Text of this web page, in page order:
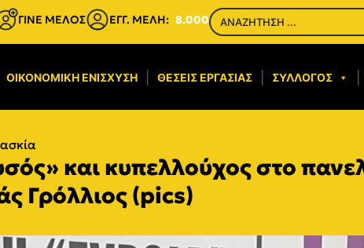
ΓΙΝΕ ΜΕΛΟΣ ΕΓΓ. ΜΕΛΗ: 8.000
ΟΙΚΟΝΟΜΙΚΉ ΕΝΊΣΧΥΣΗ​ ΘΈΣΕΙΣ ΕΡΓΑΣΊΑΣ ΣΎΛΛΟΓΟΣ
και κυπελλούχος στο
Γρόλλιος (pics)